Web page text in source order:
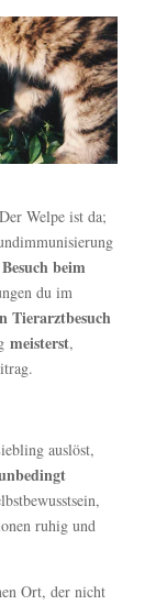
Welpe ist da;
Besuch beim
du im
Tierarztbesuch
meisterst,
auslöst,
ruhig und
Ort, der nicht